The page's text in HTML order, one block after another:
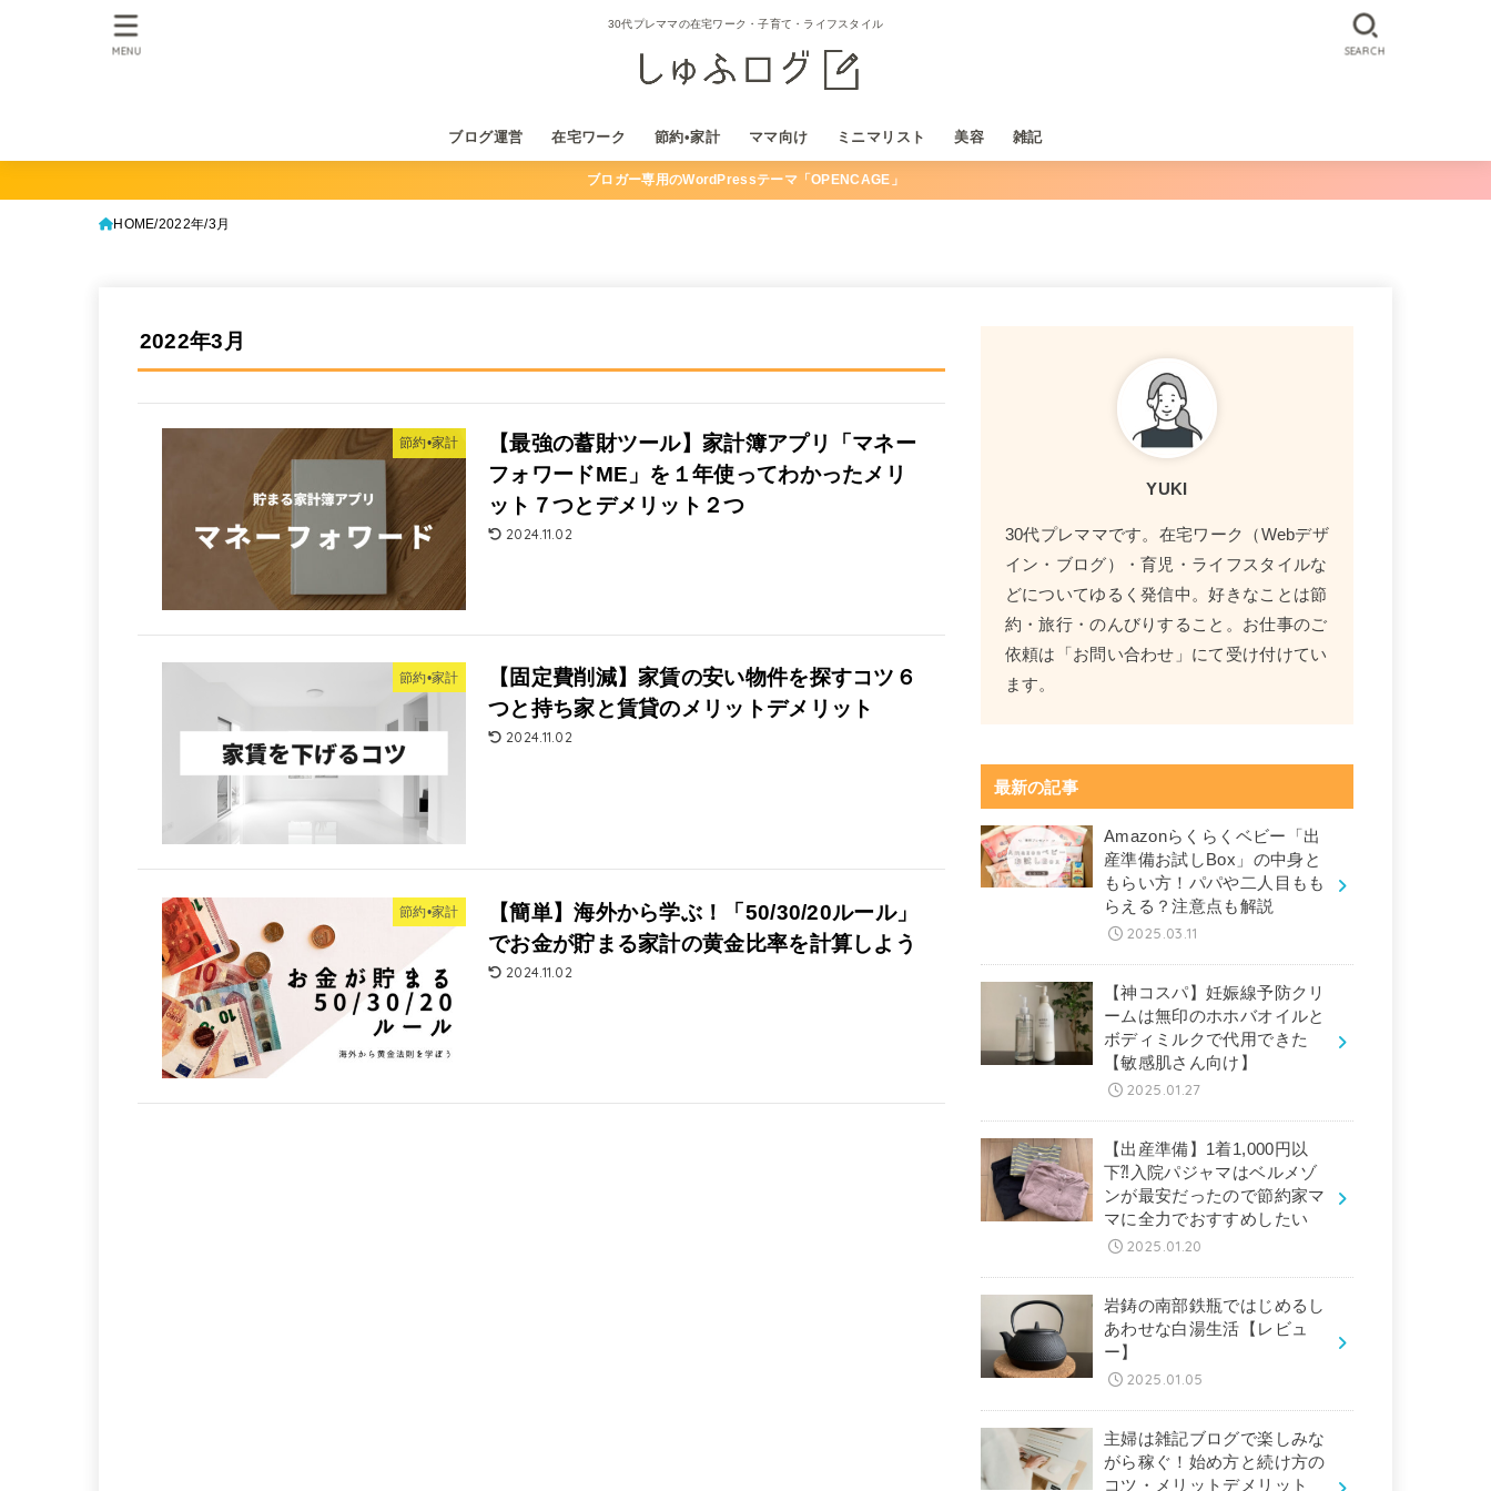
30代プレママの在宅ワーク・子育て・ライフスタイル
ブログ運営 在宅ワーク 節約•家計 ママ向け ミニマリスト 美容 雑記
SEARCH
MENU
ブロガー専用のWordPressテーマ「OPENCAGE」
HOME 2022年 3月
2022年3月
節約•家計
【最強の蓄財ツール】家計簿アプリ「マネー
フォワードME」を１年使ってわかったメリ
ット７つとデメリット２つ
2024.11.02
節約•家計
【固定費削減】家賃の安い物件を探すコツ６
つと持ち家と賃貸のメリットデメリット
2024.11.02
節約•家計
【簡単】海外から学ぶ！「50/30/20ルール」
でお金が貯まる家計の黄金比率を計算しよう
2024.11.02
YUKI
30代プレママです。在宅ワーク（Webデザ
イン・ブログ）・育児・ライフスタイルな
どについてゆるく発信中。好きなことは節
約・旅行・のんびりすること。お仕事のご
依頼は「お問い合わせ」にて受け付けてい
ます。
最新の記事
Amazonらくらくベビー「出
産準備お試しBox」の中身と
もらい方！パパや二人目もも
らえる？注意点も解説
2025.03.11
【神コスパ】妊娠線予防クリ
ームは無印のホホバオイルと
ボディミルクで代用できた
【敏感肌さん向け】
2025.01.27
【出産準備】1着1,000円以
下⁈入院パジャマはベルメゾ
ンが最安だったので節約家マ
マに全力でおすすめしたい
2025.01.20
岩鋳の南部鉄瓶ではじめるし
あわせな白湯生活【レビュ
ー】
2025.01.05
主婦は雑記ブログで楽しみな
がら稼ぐ！始め方と続け方の
コツ・メリットデメリット